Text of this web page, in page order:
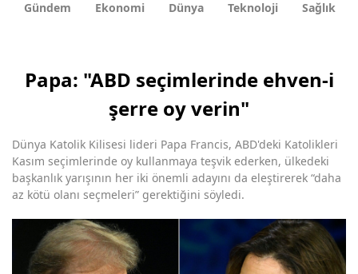
Gündem Ekonomi Dünya Teknoloji Sağlık
Papa: "ABD seçimlerinde ehven-i
şerre oy verin"
Dünya Katolik Kilisesi lideri Papa Francis, ABD'deki Katolikleri
Kasım seçimlerinde oy kullanmaya teşvik ederken, ülkedeki
başkanlık yarışının her iki önemli adayını da eleştirerek “daha
az kötü olanı seçmeleri” gerektiğini söyledi.